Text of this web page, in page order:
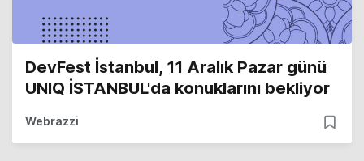
DevFest İstanbul, 11 Aralık Pazar günü
UNIQ İSTANBUL'da konuklarını bekliyor
Webrazzi